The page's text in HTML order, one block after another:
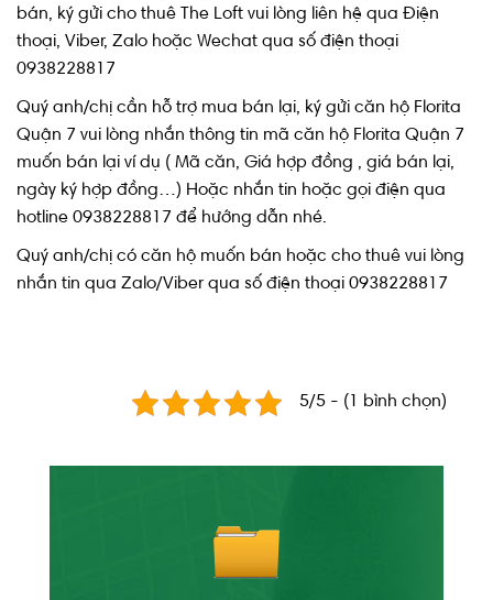
bán, ký gửi cho thuê The Loft vui lòng liên hệ qua Điện
thoại, Viber, Zalo hoặc Wechat qua số điện thoại
0938228817
Quý anh/chị cần hỗ trợ mua bán lại, ký gửi căn hộ Florita
Quận 7 vui lòng nhắn thông tin mã căn hộ Florita Quận 7
muốn bán lại ví dụ ( Mã căn, Giá hợp đồng , giá bán lại,
ngày ký hợp đồng…) Hoặc nhắn tin hoặc gọi điện qua
hotline 0938228817 để hướng dẫn nhé.
Quý anh/chị có căn hộ muốn bán hoặc cho thuê vui lòng
nhắn tin qua Zalo/Viber qua số điện thoại 0938228817
5/5 - (1 bình chọn)